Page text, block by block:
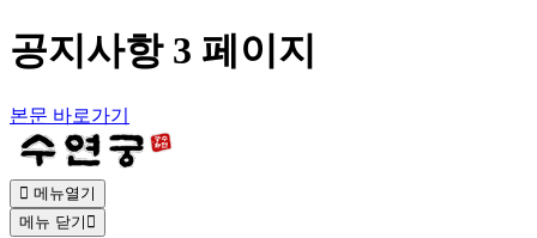
공지사항 3 페이지
본문 바로가기
메뉴열기
메뉴 닫기